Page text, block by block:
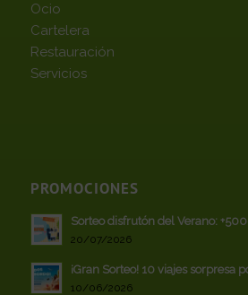
Ocio
Cartelera
Restauración
Servicios
PROMOCIONES
Sorteo disfrutón del Verano:
20/07/2026
¡Gran Sorteo! 10 viajes sorpresa
10/06/2026